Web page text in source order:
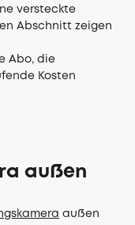
versteckte
Abschnitt zeigen
Abo, die
Kosten
außen
außen